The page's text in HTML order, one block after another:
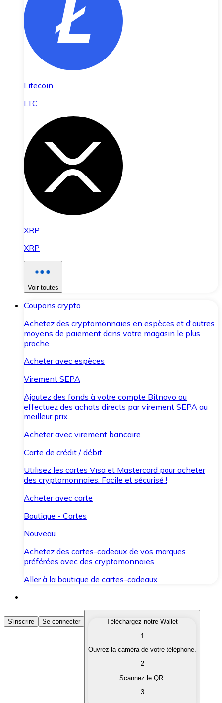
Litecoin
LTC
XRP
XRP
Voir toutes
Coupons crypto
Achetez des cryptomonnaies en espèces et d'autres
moyens de paiement dans votre magasin le plus
proche.
Acheter avec espèces
Virement SEPA
Ajoutez des fonds à votre compte Bitnovo ou
effectuez des achats directs par virement SEPA au
meilleur prix.
Acheter avec virement bancaire
Carte de crédit / débit
Utilisez les cartes Visa et Mastercard pour acheter
des cryptomonnaies. Facile et sécurisé !
Acheter avec carte
Boutique - Cartes
Nouveau
Achetez des cartes-cadeaux de vos marques
préférées avec des cryptomonnaies.
Aller à la boutique de cartes-cadeaux
Acheter des Cryptomonnaies
Achetez les cryptomonnaies qui vous intéressent
Convertissez vos cryptomonnaies en monnaie
S'inscrire Se connecter
Téléchargez notre Wallet
1
Ouvrez la caméra de votre téléphone.
2
Scannez le QR.
3